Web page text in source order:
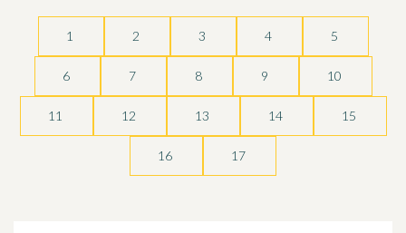
1 2 3 4 5
6 7 8 9 10
11 12 13 14 15
16 17